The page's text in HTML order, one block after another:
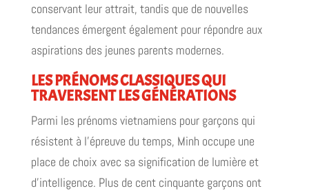
conservant leur attrait, tandis que de nouvelles
tendances émergent également pour répondre aux
aspirations des jeunes parents modernes.
LES PRÉNOMS CLASSIQUES QUI
TRAVERSENT LES GÉNÉRATIONS
Parmi les prénoms vietnamiens pour garçons qui
résistent à l'épreuve du temps, Minh occupe une
place de choix avec sa signification de lumière et
d'intelligence. Plus de cent cinquante garçons ont